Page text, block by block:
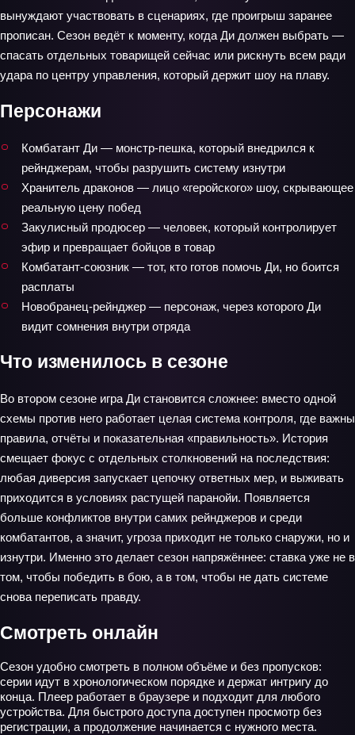
вынуждают участвовать в сценариях, где проигрыш заранее
прописан. Сезон ведёт к моменту, когда Ди должен выбрать —
спасать отдельных товарищей сейчас или рискнуть всем ради
удара по центру управления, который держит шоу на плаву.
Персонажи
Комбатант Ди — монстр‑пешка, который внедрился к
рейнджерам, чтобы разрушить систему изнутри
Хранитель драконов — лицо «геройского» шоу, скрывающее
реальную цену побед
Закулисный продюсер — человек, который контролирует
эфир и превращает бойцов в товар
Комбатант‑союзник — тот, кто готов помочь Ди, но боится
расплаты
Новобранец‑рейнджер — персонаж, через которого Ди
видит сомнения внутри отряда
Что изменилось в сезоне
Во втором сезоне игра Ди становится сложнее: вместо одной
схемы против него работает целая система контроля, где важны
правила, отчёты и показательная «правильность». История
смещает фокус с отдельных столкновений на последствия:
любая диверсия запускает цепочку ответных мер, и выживать
приходится в условиях растущей паранойи. Появляется
больше конфликтов внутри самих рейнджеров и среди
комбатантов, а значит, угроза приходит не только снаружи, но и
изнутри. Именно это делает сезон напряжённее: ставка уже не в
том, чтобы победить в бою, а в том, чтобы не дать системе
снова переписать правду.
Смотреть онлайн
Сезон удобно смотреть в полном объёме и без пропусков:
серии идут в хронологическом порядке и держат интригу до
конца. Плеер работает в браузере и подходит для любого
устройства. Для быстрого доступа доступен просмотр без
регистрации, а продолжение начинается с нужного места.